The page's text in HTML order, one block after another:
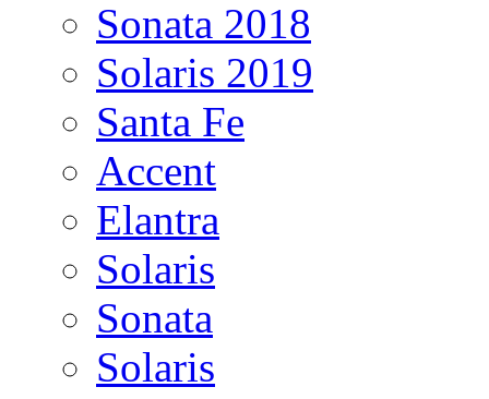
Sonata 2018
Solaris 2019
Santa Fe
Accent
Elantra
Solaris
Sonata
Solaris